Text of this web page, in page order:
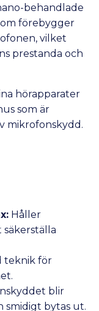
behandlade
förebygger
vilket
prestanda och
hörapparater
som är
mikrofonskydd.
Håller
teknik för
blir
smidigt bytas ut.